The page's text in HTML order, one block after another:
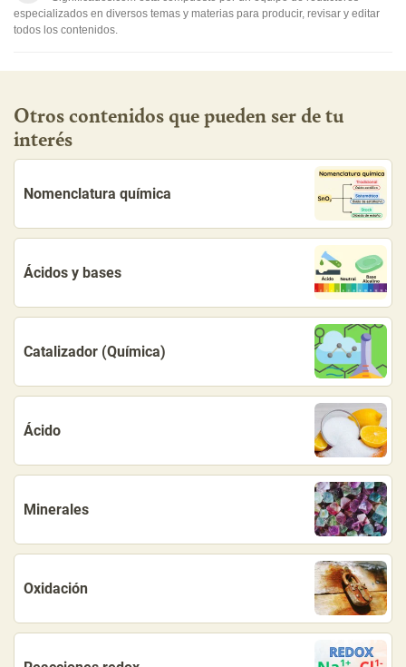
especializados en diversos temas y materias para producir, revisar y editar
todos los contenidos.
Otros contenidos que pueden ser de tu
interés
Nomenclatura química
Ácidos y bases
Catalizador (Química)
Ácido
Minerales
Oxidación